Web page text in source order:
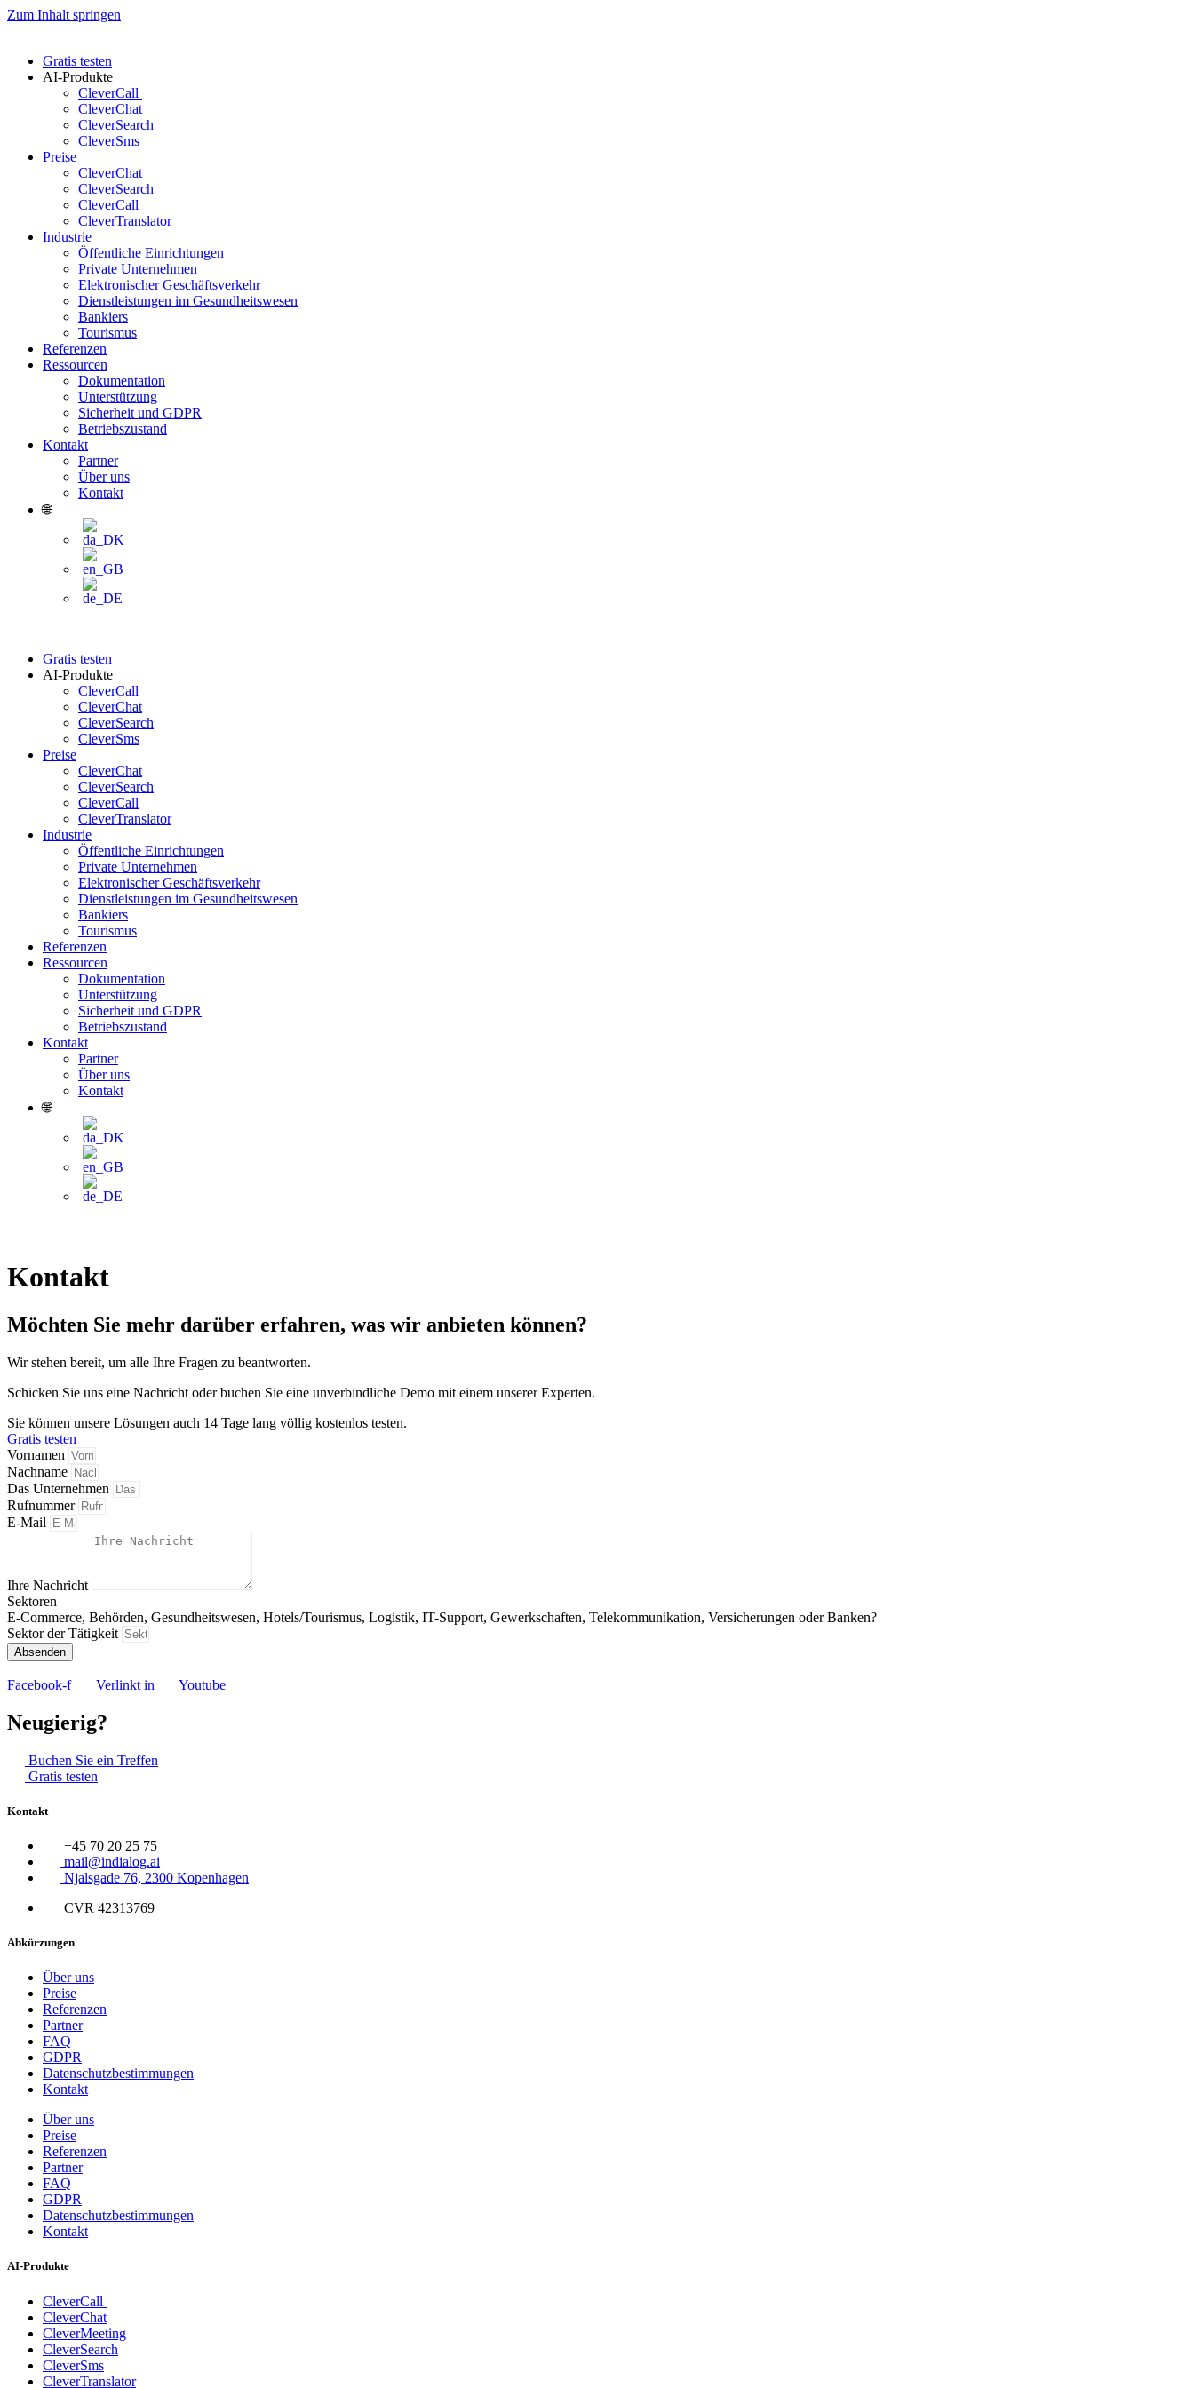
Zum Inhalt springen
Gratis testen
AI-Produkte
CleverCall
CleverChat
CleverSearch
CleverSms
Preise
CleverChat
CleverSearch
CleverCall
CleverTranslator
Industrie
Öffentliche Einrichtungen
Private Unternehmen
Elektronischer Geschäftsverkehr
Dienstleistungen im Gesundheitswesen
Bankiers
Tourismus
Referenzen
Ressourcen
Dokumentation
Unterstützung
Sicherheit und GDPR
Betriebszustand
Kontakt
Partner
Über uns
Kontakt
🌐
Gratis testen
AI-Produkte
CleverCall
CleverChat
CleverSearch
CleverSms
Preise
CleverChat
CleverSearch
CleverCall
CleverTranslator
Industrie
Öffentliche Einrichtungen
Private Unternehmen
Elektronischer Geschäftsverkehr
Dienstleistungen im Gesundheitswesen
Bankiers
Tourismus
Referenzen
Ressourcen
Dokumentation
Unterstützung
Sicherheit und GDPR
Betriebszustand
Kontakt
Partner
Über uns
Kontakt
🌐
Kontakt
Möchten Sie mehr darüber erfahren, was wir anbieten können?
Wir stehen bereit, um alle Ihre Fragen zu beantworten.
Schicken Sie uns eine Nachricht oder buchen Sie eine unverbindliche Demo mit einem unserer Experten.
Sie können unsere Lösungen auch 14 Tage lang völlig kostenlos testen.
Gratis testen
Vornamen
Nachname
Das Unternehmen
Rufnummer
E-Mail
Ihre Nachricht
Sektoren
E-Commerce, Behörden, Gesundheitswesen, Hotels/Tourismus, Logistik, IT-Support, Gewerkschaften, Telekommunikation, Versicherungen oder Banken?
Sektor der Tätigkeit
Absenden
Facebook-f Verlinkt in Youtube
Neugierig?
Buchen Sie ein Treffen
Gratis testen
Kontakt
+45 70 20 25 75
mail@indialog.ai
Njalsgade 76, 2300 Kopenhagen
CVR 42313769
Abkürzungen
Über uns
Preise
Referenzen
Partner
FAQ
GDPR
Datenschutzbestimmungen
Kontakt
Über uns
Preise
Referenzen
Partner
FAQ
GDPR
Datenschutzbestimmungen
Kontakt
AI-Produkte
CleverCall
CleverChat
CleverMeeting
CleverSearch
CleverSms
CleverTranslator